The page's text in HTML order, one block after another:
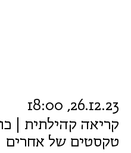
קריאה קהילתית |
טקסטים של אחרים
26.12.23, 18:00